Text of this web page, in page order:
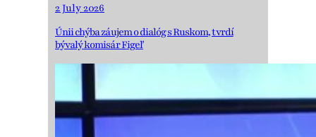
2 July 2026
Únii chýba záujem o dialóg s Ruskom, tvrdí
bývalý komisár Figeľ